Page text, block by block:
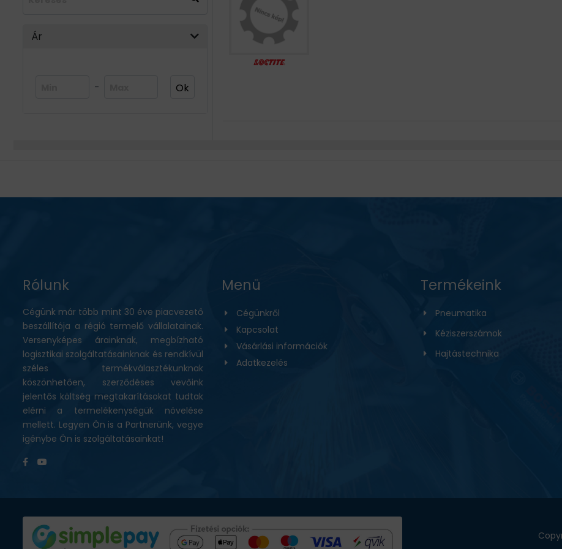
Ár
- Ok
Rólunk
Cégünk már több mint 30 éve piacvezető
beszállítója a régió termelő vállalatainak.
Versenyképes árainknak, megbízható
logisztikai szolgáltatásainknak és rendkívül
széles termékválasztékunknak
köszönhetően, szerződéses vevőink
jelentős költség megtakarításokat tudtak
elérni a termelékenységük növelése
mellett. Legyen Ön is a Partnerünk, vegye
igénybe Ön is szolgáltatásainkat!
Menü
Cégünkről
Kapcsolat
Vásárlási információk
Adatkezelés
Termékeink
Pneumatika
Kéziszerszámok
Hajtástechnika